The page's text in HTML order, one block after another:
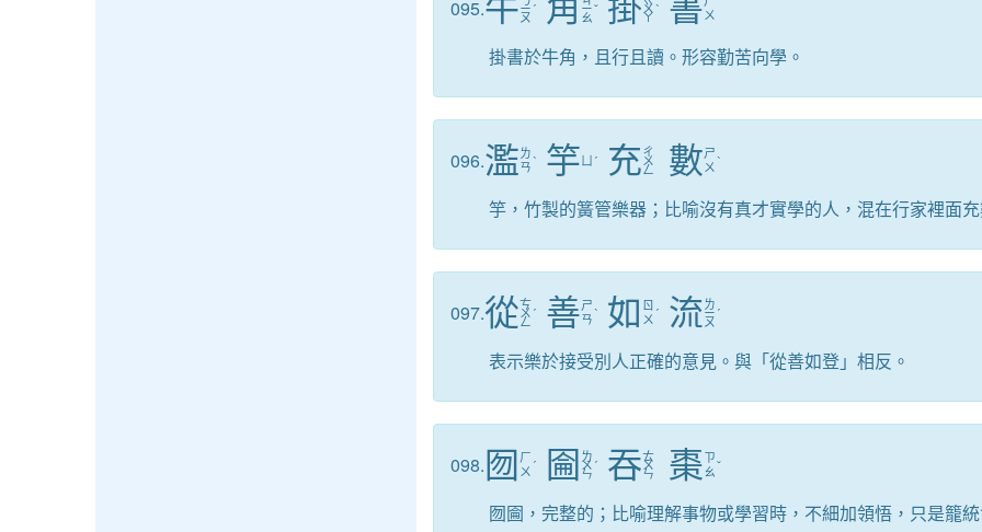
095.牛ㄧ
ㄡ
ˊ 角 ㄧ
ㄠ
ˇ 掛 ㄨ
ㄚ
ˋ 書 ㄨ
掛書於牛角，且行且讀。形容勤苦向學。
096.濫ㄌ
ㄢˋ 竽 ˊ 充ㄔ
ㄨ
ㄥ 數ㄕ
ㄨ ˋ
竽，竹製的簧管樂器；比喻沒有真才實學的人，混在行家裡面
097.從ㄘ
ㄨ
ㄥ
ˊ 善ㄕ
ㄢˋ 如 ㄖ
ㄨ ˊ 流ㄌ
ㄧ
ㄡ
ˊ
表示樂於接受別人正確的意見。與「從善如登」相反。
098. 囫 ㄏ
ㄨ ˊ 圇 ㄌ
ㄨ
ㄣ
ˊ 吞ㄊ
ㄨ
ㄣ 棗ㄗ
ㄠˇ
囫圇，完整的；比喻理解事物或學習時，不細加領悟，只是籠